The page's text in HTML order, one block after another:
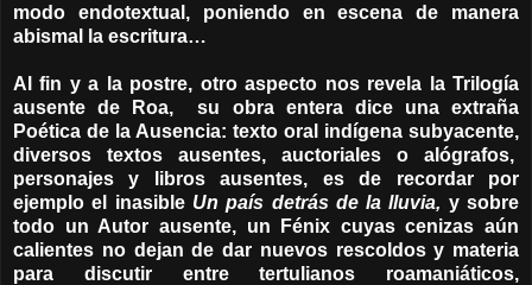
modo endotextual, poniendo en escena de manera
abismal la escritura…
Al fin y a la postre, otro aspecto nos revela la Trilogía
ausente de Roa, su obra entera dice una extraña
Poética de la Ausencia: texto oral indígena subyacente,
diversos textos ausentes, auctoriales o alógrafos,
personajes y libros ausentes, es de recordar por
ejemplo el inasible Un país detrás de la lluvia, y sobre
todo un Autor ausente, un Fénix cuyas cenizas aún
calientes no dejan de dar nuevos rescoldos y materia
para discutir entre tertulianos roamaniáticos,